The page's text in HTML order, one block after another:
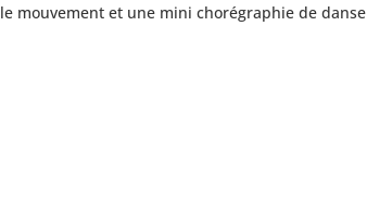
mouvement et une mini chorégraphie de danse